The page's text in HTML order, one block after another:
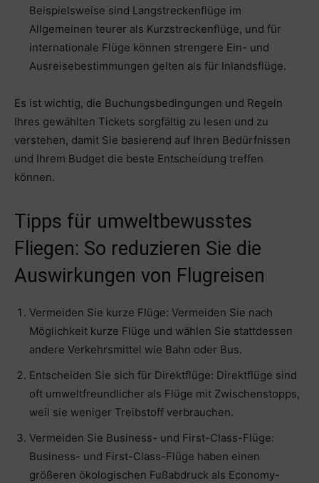
Beispielsweise sind Langstreckenflüge im
Allgemeinen teurer als Kurzstreckenflüge, und für
internationale Flüge können strengere Ein- und
Ausreisebestimmungen gelten als für Inlandsflüge.
Es ist wichtig, die Buchungsbedingungen und Regeln
Ihres gewählten Tickets sorgfältig zu lesen und zu
verstehen, damit Sie basierend auf Ihren Bedürfnissen
und Ihrem Budget die beste Entscheidung treffen
können.
Tipps für umweltbewusstes
Fliegen: So reduzieren Sie die
Auswirkungen von Flugreisen
Vermeiden Sie kurze Flüge: Vermeiden Sie nach
Möglichkeit kurze Flüge und wählen Sie stattdessen
andere Verkehrsmittel wie Bahn oder Bus.
Entscheiden Sie sich für Direktflüge: Direktflüge sind
oft umweltfreundlicher als Flüge mit Zwischenstopps,
weil sie weniger Treibstoff verbrauchen.
Vermeiden Sie Business- und First-Class-Flüge:
Business- und First-Class-Flüge haben einen
größeren ökologischen Fußabdruck als Economy-